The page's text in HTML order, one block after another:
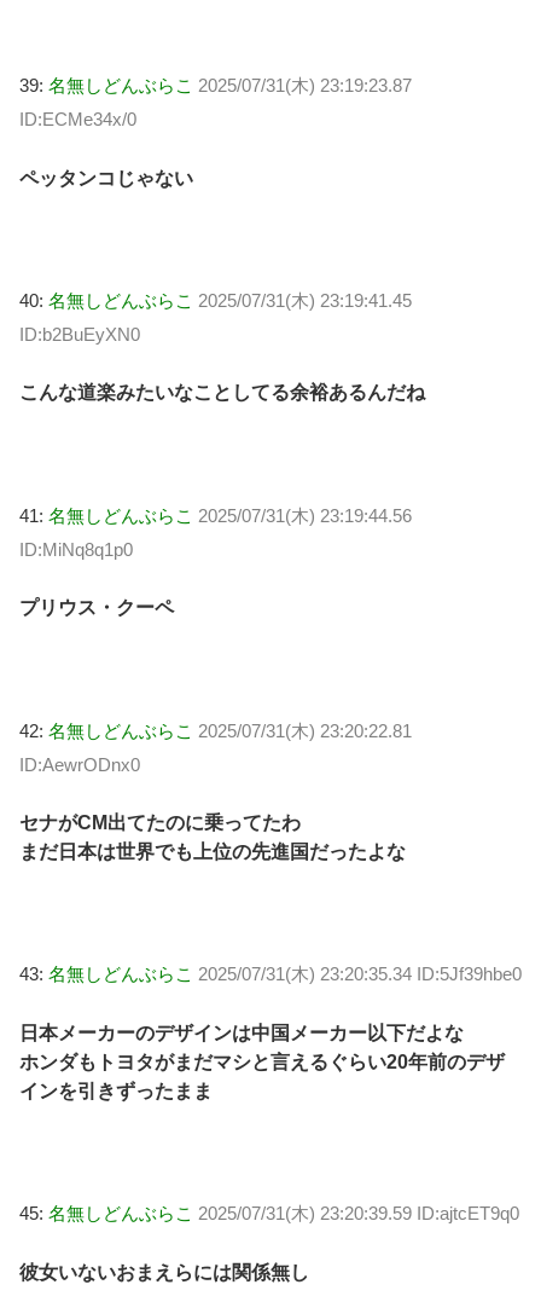
39: 名無しどんぶらこ 2025/07/31(木) 23:19:23.87
ID:ECMe34x/0
ペッタンコじゃない
40: 名無しどんぶらこ 2025/07/31(木) 23:19:41.45
ID:b2BuEyXN0
こんな道楽みたいなことしてる余裕あるんだね
41: 名無しどんぶらこ 2025/07/31(木) 23:19:44.56
ID:MiNq8q1p0
プリウス・クーペ
42: 名無しどんぶらこ 2025/07/31(木) 23:20:22.81
ID:AewrODnx0
セナがCM出てたのに乗ってたわ
まだ日本は世界でも上位の先進国だったよな
43: 名無しどんぶらこ 2025/07/31(木) 23:20:35.34 ID:5Jf39hbe0
日本メーカーのデザインは中国メーカー以下だよな
ホンダもトヨタがまだマシと言えるぐらい20年前のデザ
インを引きずったまま
45: 名無しどんぶらこ 2025/07/31(木) 23:20:39.59 ID:ajtcET9q0
彼女いないおまえらには関係無し